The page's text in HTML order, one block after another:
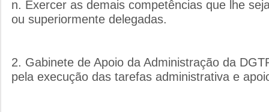
n. Exercer as demais competências que lhe
ou superiormente delegadas.
2. Gabinete de Apoio da Administração da
pela execução das tarefas administrativa e